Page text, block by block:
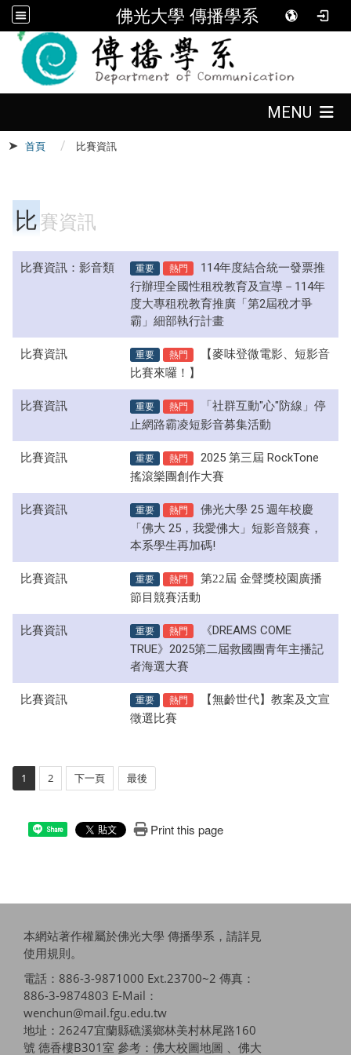
佛光大學 傳播學系
MENU
首頁 比賽資訊
比賽資訊
比賽資訊：影音類 重要 熱門
114年度結合統一發票推
行辦理全國性租稅教育及宣導－114年
度大專租稅教育推廣「第2屆稅才爭
霸」細部執行計畫
比賽資訊 重要 熱門
【麥味登微電影、短影音
比賽來囉！】
比賽資訊 重要 熱門
「社群互動"心"防線」停
止網路霸凌短影音募集活動
比賽資訊 重要 熱門
2025 第三屆 RockTone
搖滾樂團創作大賽
比賽資訊 重要 熱門
佛光大學 25 週年校慶
「佛大 25，我愛佛大」短影音競賽，
本系學生再加碼!
比賽資訊 重要 熱門
第22屆 金聲獎校園廣播
節目競賽活動
比賽資訊 重要 熱門
《DREAMS COME
TRUE》2025第二屆救國團青年主播記
者海選大賽
比賽資訊 重要 熱門
【無齡世代】教案及文宣
徵選比賽
1 2 下一頁 最後
Share Print this page
本網站著作權屬於佛光大學 傳播學系，請詳見
使用規則。
電話：886-3-9871000 Ext.23700~2 傳真：
886-3-9874803 E-Mail：
wenchun@mail.fgu.edu.tw
地址：26247宜蘭縣礁溪鄉林美村林尾路160
號 德香樓B301室 參考： 佛大校圖地圖 、佛大